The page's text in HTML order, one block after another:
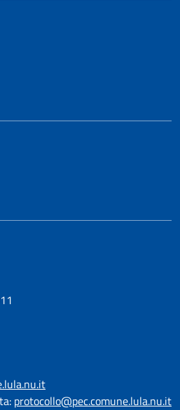
protocollo@pec.comune.lula.nu.it